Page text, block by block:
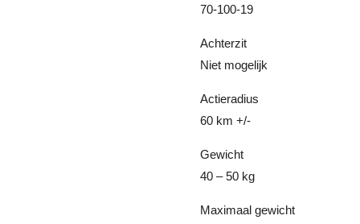
70-100-19
Achterzit
Niet mogelijk
Actieradius
60 km +/-
Gewicht
40 – 50 kg
Maximaal gewicht